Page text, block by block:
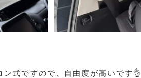
ン式ですので、自由度が高いです👌